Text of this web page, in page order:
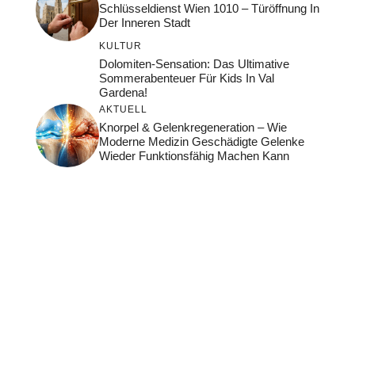
Schlüsseldienst Wien 1010 – Türöffnung In
Der Inneren Stadt
KULTUR
Dolomiten-Sensation: Das Ultimative
Sommerabenteuer Für Kids In Val
Gardena!
AKTUELL
Knorpel & Gelenkregeneration – Wie
Moderne Medizin Geschädigte Gelenke
Wieder Funktionsfähig Machen Kann